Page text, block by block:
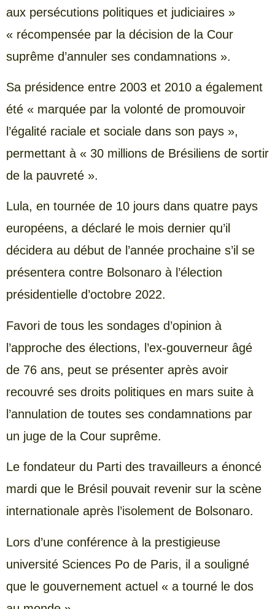
aux persécutions politiques et judiciaires »
« récompensée par la décision de la Cour
suprême d’annuler ses condamnations ».
Sa présidence entre 2003 et 2010 a également
été « marquée par la volonté de promouvoir
l’égalité raciale et sociale dans son pays »,
permettant à « 30 millions de Brésiliens de sortir
de la pauvreté ».
Lula, en tournée de 10 jours dans quatre pays
européens, a déclaré le mois dernier qu’il
décidera au début de l’année prochaine s’il se
présentera contre Bolsonaro à l’élection
présidentielle d’octobre 2022.
Favori de tous les sondages d’opinion à
l’approche des élections, l’ex-gouverneur âgé
de 76 ans, peut se présenter après avoir
recouvré ses droits politiques en mars suite à
l’annulation de toutes ses condamnations par
un juge de la Cour suprême.
Le fondateur du Parti des travailleurs a énoncé
mardi que le Brésil pouvait revenir sur la scène
internationale après l’isolement de Bolsonaro.
Lors d’une conférence à la prestigieuse
université Sciences Po de Paris, il a souligné
que le gouvernement actuel « a tourné le dos